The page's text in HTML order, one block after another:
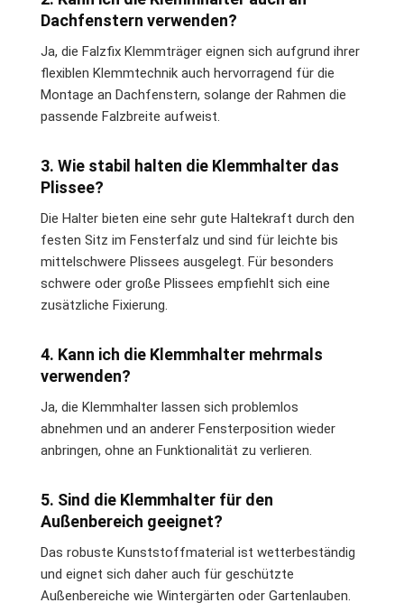
Dachfenstern verwenden?
Ja, die Falzfix Klemmträger eignen sich aufgrund ihrer
flexiblen Klemmtechnik auch hervorragend für die
Montage an Dachfenstern, solange der Rahmen die
passende Falzbreite aufweist.
3. Wie stabil halten die Klemmhalter das
Plissee?
Die Halter bieten eine sehr gute Haltekraft durch den
festen Sitz im Fensterfalz und sind für leichte bis
mittelschwere Plissees ausgelegt. Für besonders
schwere oder große Plissees empfiehlt sich eine
zusätzliche Fixierung.
4. Kann ich die Klemmhalter mehrmals
verwenden?
Ja, die Klemmhalter lassen sich problemlos
abnehmen und an anderer Fensterposition wieder
anbringen, ohne an Funktionalität zu verlieren.
5. Sind die Klemmhalter für den
Außenbereich geeignet?
Das robuste Kunststoffmaterial ist wetterbeständig
und eignet sich daher auch für geschützte
Außenbereiche wie Wintergärten oder Gartenlauben.